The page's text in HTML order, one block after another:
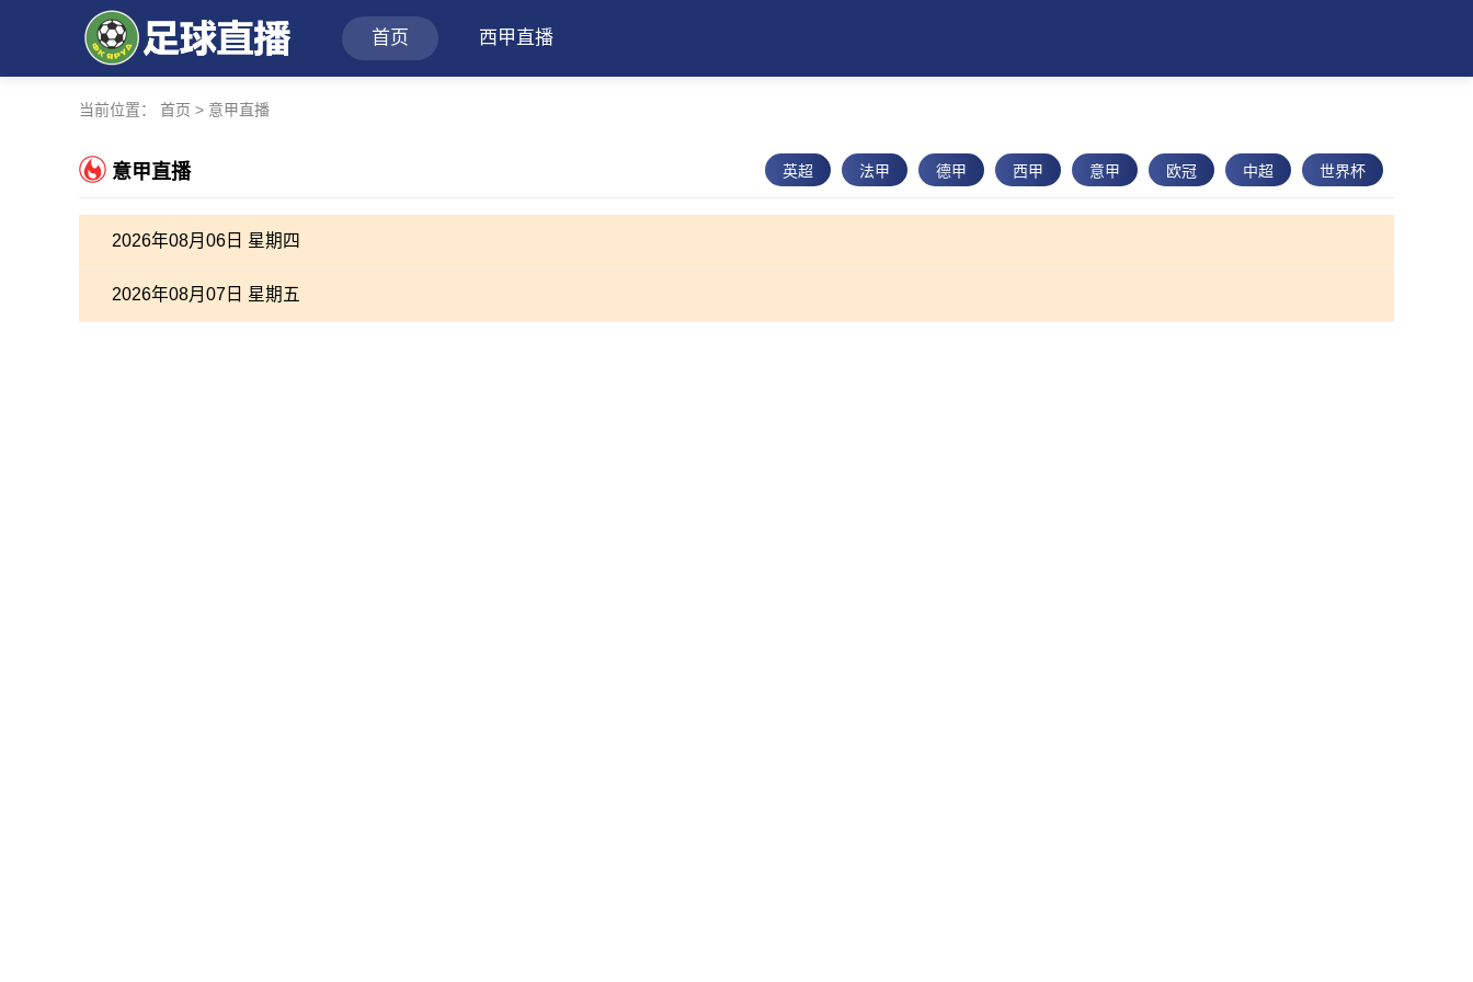
首页 西甲直播
当前位置： 首页 > 意甲直播
意甲直播 英超 法甲 德甲 西甲 意甲 欧冠 中超 世界杯
2026年08月06日 星期四
2026年08月07日 星期五